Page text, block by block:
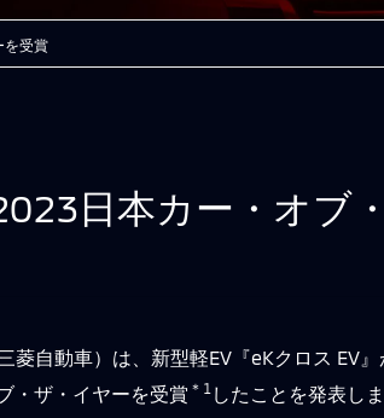
を受賞
日本カー・オブ
自動車）は、新型軽EV『eKクロス EV』
・ザ・イヤーを受賞 ＊1 したことを発表しま